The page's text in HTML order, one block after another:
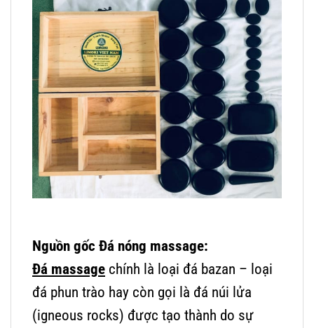
Nguồn gốc Đá nóng massage:
Đá massage chính là loại đá bazan – loại
đá phun trào hay còn gọi là đá núi lửa
(igneous rocks) được tạo thành do sự